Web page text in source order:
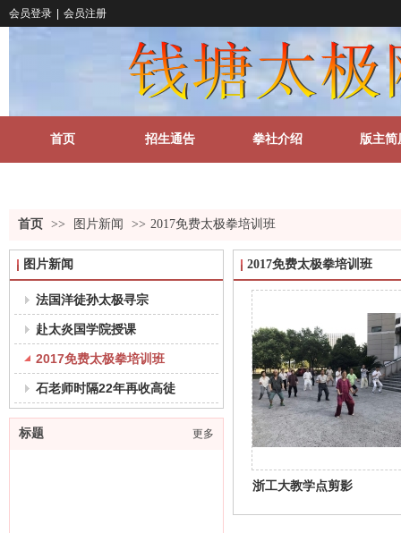
会员登录 会员注册
首页 招生通告 拳社介绍 版主简
首页 >> 图片新闻 >> 2017免费太极拳培训班
图片新闻
法国洋徒孙太极寻宗
赴太炎国学院授课
2017免费太极拳培训班
石老师时隔22年再收高徒
标题 更多
2017免费太极拳培训班
浙工大教学点剪影